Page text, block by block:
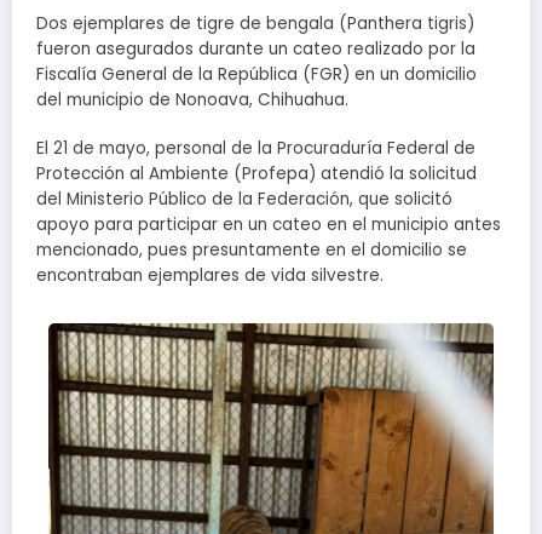
Dos ejemplares de tigre de bengala (Panthera tigris)
fueron asegurados durante un cateo realizado por la
Fiscalía General de la República (FGR) en un domicilio
del municipio de Nonoava, Chihuahua.
El 21 de mayo, personal de la Procuraduría Federal de
Protección al Ambiente (Profepa) atendió la solicitud
del Ministerio Público de la Federación, que solicitó
apoyo para participar en un cateo en el municipio antes
mencionado, pues presuntamente en el domicilio se
encontraban ejemplares de vida silvestre.